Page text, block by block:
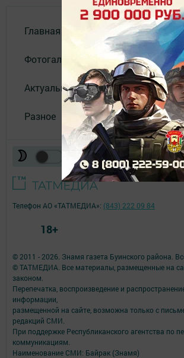
Главная
Фотогалереи
Актуальное видео
Разное
© 2011 - 2026. Знамя газета Буинского района.
© ТАТМЕДИА. Все материалы, размещенные на
законом.
Перепечатка, воспроизведение и
информации,
размещенной на сайте, возможна только с
редакций СМИ.
При поддержке Республиканского агентства по
коммуникациям.
Наименование СМИ: Байрак (Знамя)
Телефон АО «ТАТМЕДИА»: (843) 222 09 84
18+